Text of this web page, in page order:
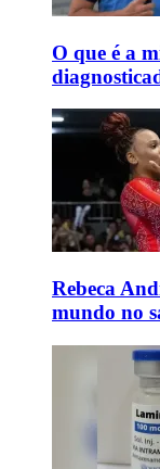
O que é a
Rebeca
mundo no